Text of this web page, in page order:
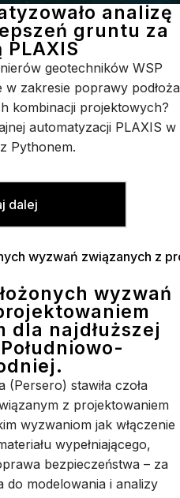
analizę
gruntu za
PLAXIS
geotechników WSP
w zakresie poprawy podłoża
kombinacji projektowych?
automatyzacji PLAXIS w
Pythonem.
dalej
wyzwań
dla najdłuższej
stawiła czoła
z projektowaniem
wyzwaniom jak włączenie
wypełniającego,
bezpieczeństwa – za
do modelowania i analizy